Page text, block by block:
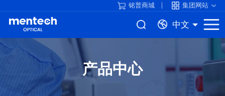
铭普商城 集团网站
中文
产品中心